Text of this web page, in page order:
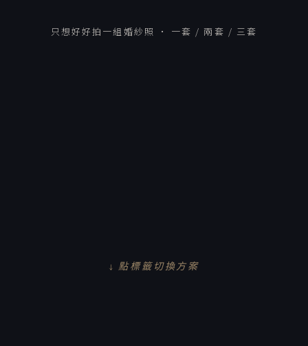
只想好好拍一組婚紗照 · 一套 / 兩套 / 三套
↓ 點標籤切換方案